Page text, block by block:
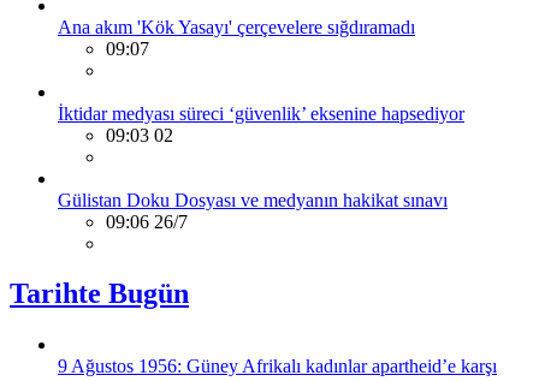
Ana akım 'Kök Yasayı' çerçevelere sığdıramadı
09:07
İktidar medyası süreci ‘güvenlik’ eksenine hapsediyor
09:03 02
Gülistan Doku Dosyası ve medyanın hakikat sınavı
09:06 26/7
Tarihte Bugün
9 Ağustos 1956: Güney Afrikalı kadınlar apartheid’e karşı